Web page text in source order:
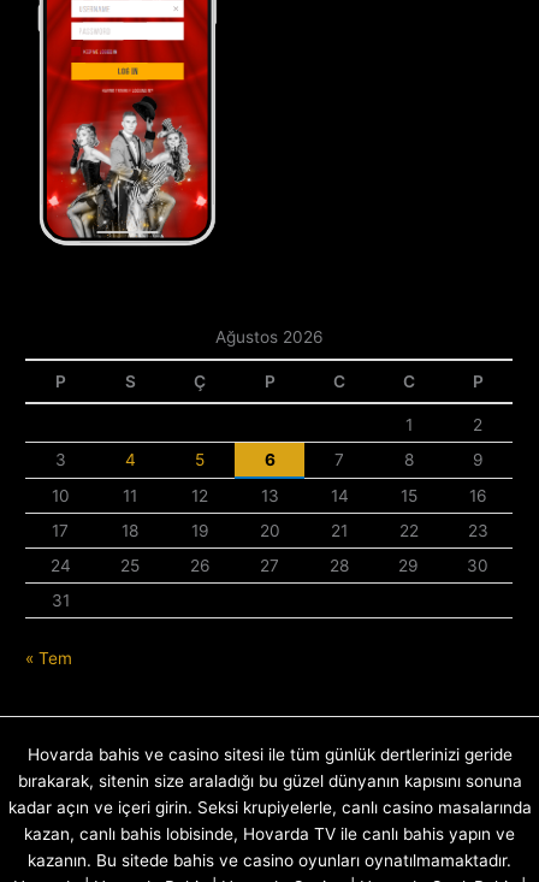
Ağustos 2026
P S Ç P C C P
1
2
3
4 5 6 7 8
9
10
11 12 13 14 15
16
17
18 19 20 21 22
23
24
25 26 27 28 29
30
31
« Tem
Hovarda bahis ve casino sitesi ile tüm günlük dertlerinizi geride
bırakarak, sitenin size araladığı bu güzel dünyanın kapısını sonuna
kadar açın ve içeri girin. Seksi krupiyelerle, canlı casino masalarında
kazan, canlı bahis lobisinde, Hovarda TV ile canlı bahis yapın ve
kazanın. Bu sitede bahis ve casino oyunları oynatılmamaktadır.